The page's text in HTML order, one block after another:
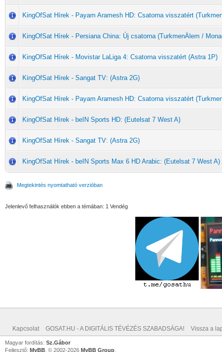
KingOfSat Hírek - Payam Aramesh HD: Csatorna visszatért
KingOfSat Hírek - Persiana China: Új csatorna (TurkmenÄlem /
KingOfSat Hírek - Movistar LaLiga 4: Csatorna visszatért (Astra 1P)
KingOfSat Hírek - Sangat TV: (Astra 2G)
KingOfSat Hírek - Payam Aramesh HD: Csatorna visszatért
KingOfSat Hírek - beIN Sports HD: (Eutelsat 7 West A)
KingOfSat Hírek - Sangat TV: (Astra 2G)
KingOfSat Hírek - beIN Sports Max 6 HD Arabic: (Eutelsat 7 West A)
Megtekintés nyomtatható verzióban
Jelenlevő felhasználók ebben a témában: 1 Vendég
Kapcsolat GOSAT.HU - A DIGITÁLIS TÉVÉZÉS SZABADSÁGA! Vissza a
Magyar fordítás: Sz.Gábor
Fejlesztő: MyBB , © 2002-2026 MyBB Group